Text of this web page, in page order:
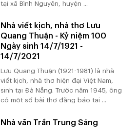
tại xã Bình Nguyên, huyện ...
Nhà viết kịch, nhà thơ Lưu
Quang Thuận - Kỷ niệm 100
Ngày sinh 14/7/1921 -
14/7/2021
Lưu Quang Thuận (1921-1981) là nhà
viết kịch, nhà thơ hiện đại Việt Nam,
sinh tại Đà Nẵng. Trước năm 1945, ông
có một số bài thơ đăng báo tại ...
Nhà văn Trần Trung Sáng